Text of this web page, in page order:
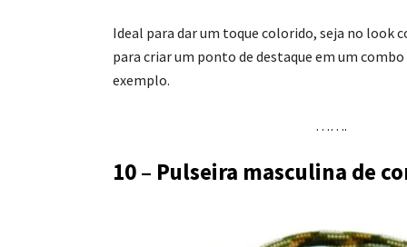
Ideal para dar um toque colorido, seja no look
para criar um ponto de destaque em um
exemplo.
…….
10 – Pulseira masculina de